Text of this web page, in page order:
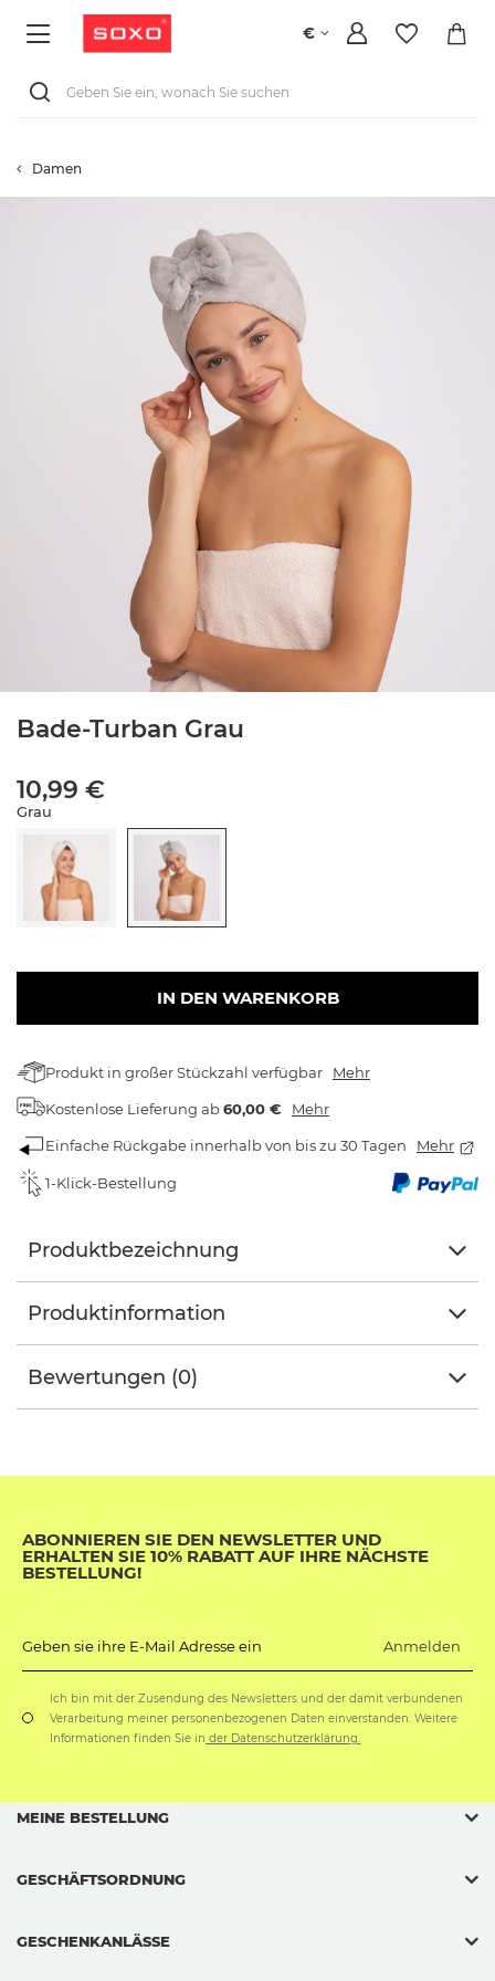
€
Damen
Bade-Turban Grau
10,99 €
Grau
IN DEN WARENKORB
Produkt in großer Stückzahl verfügbar Mehr
Kostenlose Lieferung ab60,00 € Mehr
Einfache Rückgabe innerhalb von bis zu 30 Tagen Mehr
1-Klick-Bestellung
Produktbezeichnung
Produktinformation
Bewertungen (0)
ABONNIEREN SIE DEN NEWSLETTER UND
ERHALTEN SIE 10% RABATT AUF IHRE NÄCHSTE
BESTELLUNG!
Geben sie ihre E-Mail Adresse ein Anmelden
Ich bin mit der Zusendung des Newsletters und der damit verbundenen
Verarbeitung meiner personenbezogenen Daten einverstanden. Weitere
Informationen finden Sie in der Datenschutzerklärung.
MEINE BESTELLUNG
GESCHÄFTSORDNUNG
GESCHENKANLÄSSE